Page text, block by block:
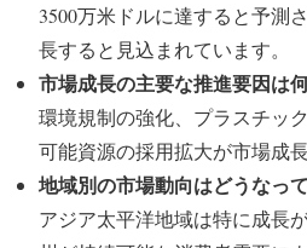
3500万米ドルに達すると予測
長すると見込まれています。
市場成長の主要な推進要因は
環境規制の強化、プラスチッ
可能資源の採用拡大が市場成
地域別の市場動向はどうなっ
アジア太平洋地域は特に成長